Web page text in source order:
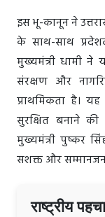
इस भू-कानून ने
के साथ-साथ
मुख्यमंत्री धामी ने
संरक्षण और
प्राथमिकता है।
सुरक्षित बनाने
मुख्यमंत्री पुष्कर
सशक्त और
राष्ट्रीय